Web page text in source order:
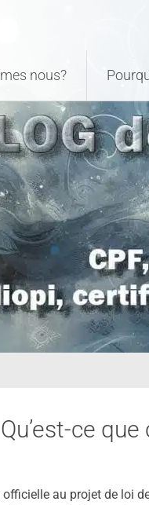
nous?
ce que
officielle au projet de loi